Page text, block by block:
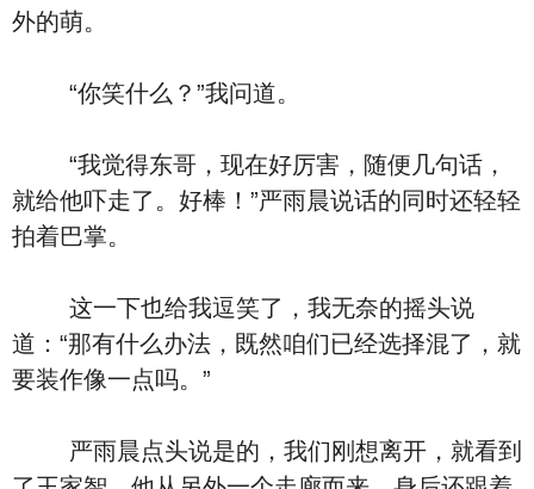
外的萌。
“你笑什么？”我问道。
“我觉得东哥，现在好厉害，随便几句话，
就给他吓走了。好棒！”严雨晨说话的同时还轻轻
拍着巴掌。
这一下也给我逗笑了，我无奈的摇头说
道：“那有什么办法，既然咱们已经选择混了，就
要装作像一点吗。”
严雨晨点头说是的，我们刚想离开，就看到